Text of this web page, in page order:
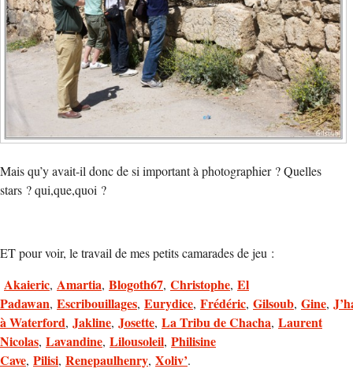
Mais qu’y avait-il donc de si important à photographier ? Quelles
stars ? qui,que,quoi ?
ET pour voir, le travail de mes petits camarades de jeu :
Akaieric, Amartia, Blogoth67, Christophe, El
Padawan, Escribouillages, Eurydice, Frédéric, Gilsoub, Gine,
à Waterford, Jakline, Josette, La Tribu de Chacha, Laurent
Nicolas, Lavandine, Lilousoleil, Philisine
Cave, Pilisi, Renepaulhenry, Xoliv’.